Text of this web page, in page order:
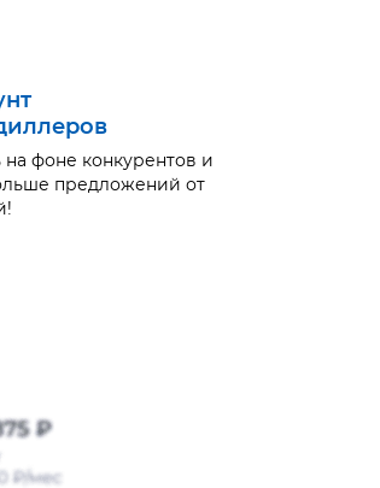
фоне конкурентов и
предложений от